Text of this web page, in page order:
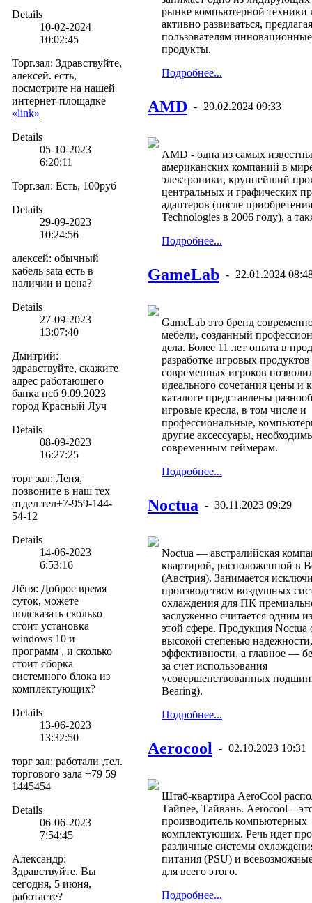
Details
10-02-2024
10:02:45
Торг.зал: Здравствуйте,
алексей. есть,
посмотрите на нашей
интернет-площадке
«link»
Details
05-10-2023
6:20:11
Торг.зал: Есть, 100руб
Details
29-09-2023
10:24:56
алексей: обычный
кабель sata есть в
наличии и цена?
Details
27-09-2023
13:07:40
Дмитрий:
здравствуйте, скажите
адрес работающего
банка псб 9.09.2023
город Красный Луч
Details
08-09-2023
16:27:25
торг зал: Леня,
позвоните в наш тех
отдел тел+7-959-144-
54-12
Details
14-06-2023
6:53:16
Лёня: Доброе время
суток, можете
подсказать сколько
стоит установка
windows 10 и
программ , и сколько
стоит сборка
системного блока из
комплектующих?
Details
13-06-2023
13:32:50
торг зал: работали ,тел.
торгового зала +79 59
1445454
Details
06-06-2023
7:54:45
Александр:
Здравствуйте. Вы
сегодня, 5 июня,
работаете?
рынке компьютерной техники
активно развиваться, предлагая
пользователям
продукты.
Подробнее...
AMD - 29.02.2024 09:33
AMD - одна из самых
американских компаний в
электроники, крупнейший
центральных и графических
адаптеров (после
Technologies в 2006 году), а
Подробнее...
GameLab - 22.01.2024
GameLab это бренд
мебели, созданный
дела. Более 11 лет опыта в
разработке игровых продуктов
современных игроков
идеального сочетания цены и
каталоге представлены
игровые кресла, в том числе и
профессиональные,
другие аксессуары,
современным геймерам.
Подробнее...
Noctua - 30.11.2023 09:29
Noctua — австралийская
квартирой, расположенной в
(Австрия). Занимается
производством воздушных
охлаждения для ПК
заслуженно считается одним
этой сфере. Продукция Noctua
высокой степенью надежности,
эффективности, а главное —
за счет использования
усовершенствованных
Bearing).
Подробнее...
Aerocool - 02.10.2023 10:31
Штаб-квартира AeroCool
Тайпее, Тайвань. Aerocool –
производитель компьютерных
комплектующих. Речь идет
различные системы
питания (PSU) и
для всего этого.
Подробнее...